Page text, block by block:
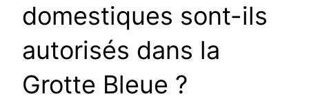
domestiques sont-ils
autorisés dans la
Grotte Bleue ?